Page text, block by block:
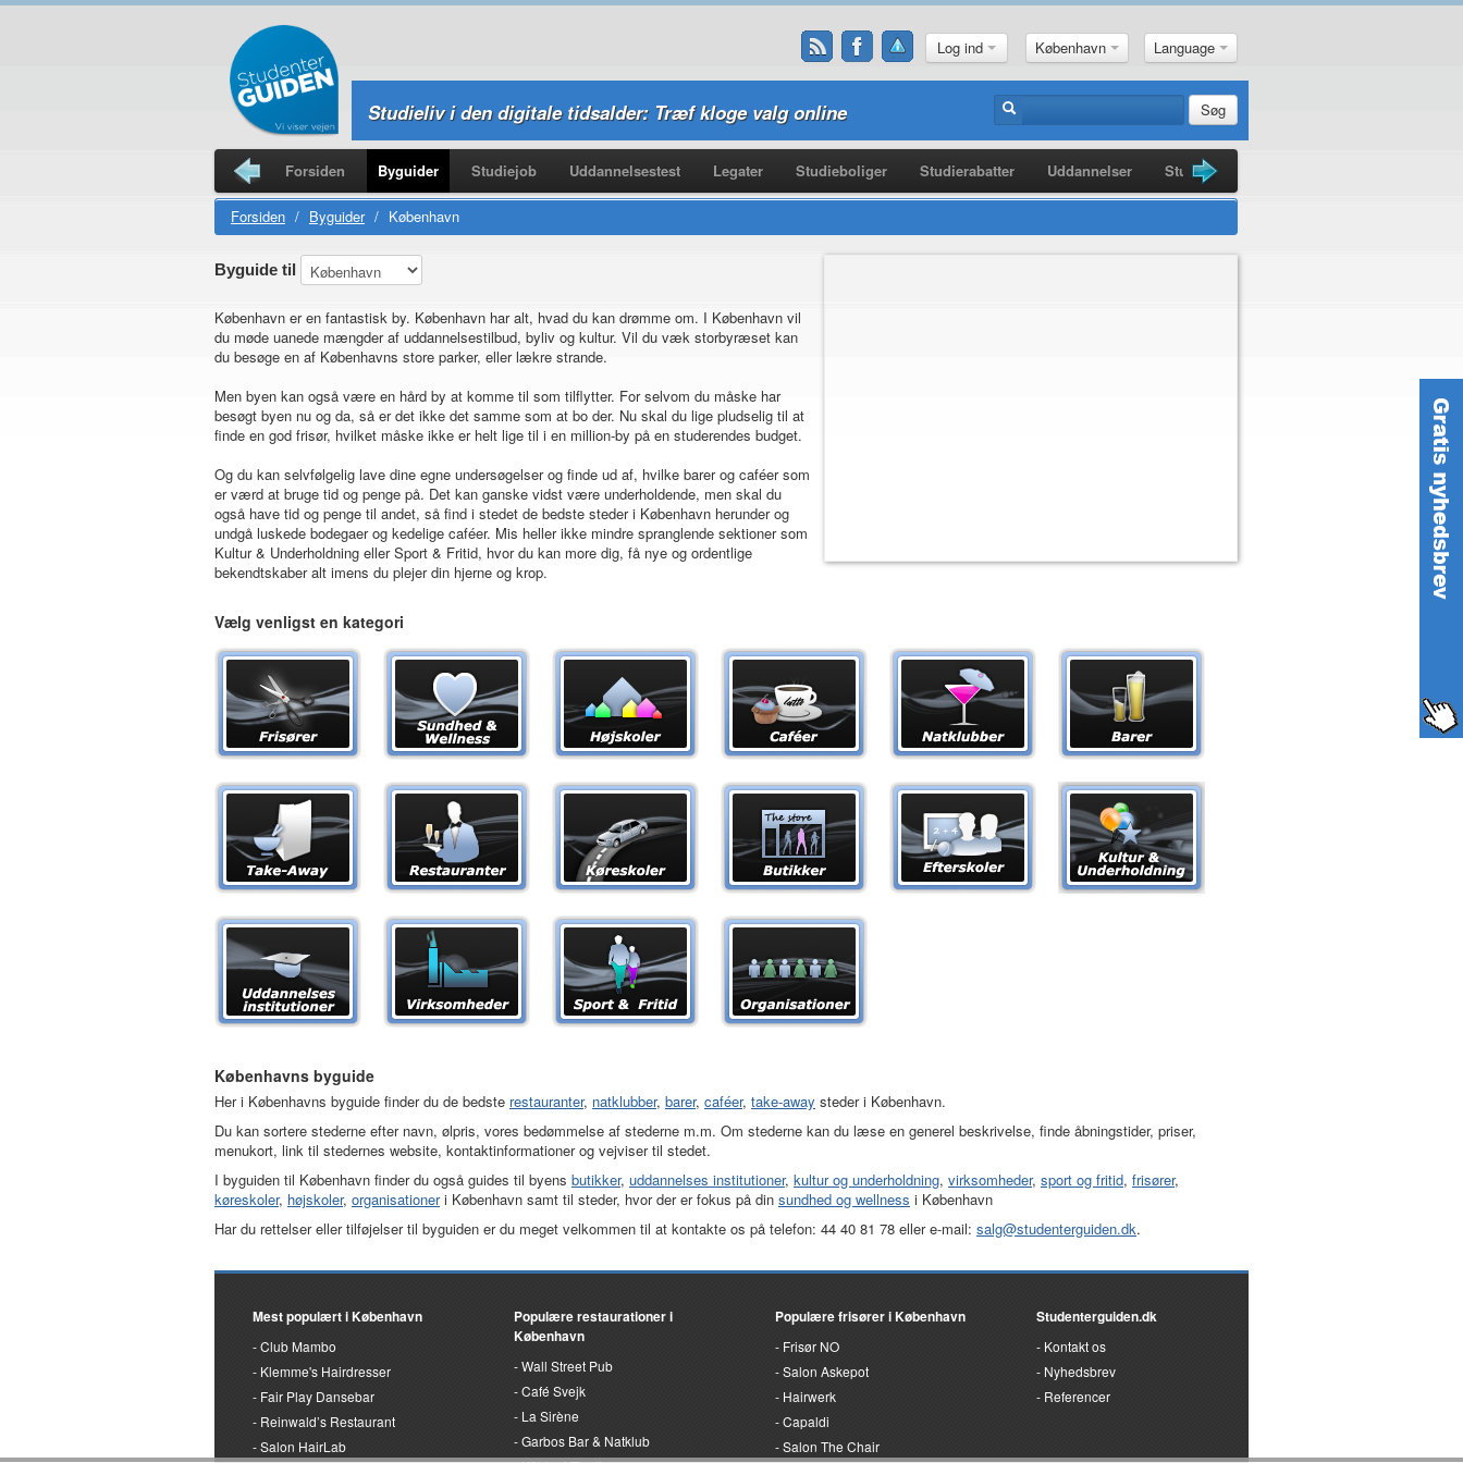
Log ind København Language
Studieliv i den digitale tidsalder: Træf kloge valg online Søg
Forsiden Byguider Studiejob Uddannelsestest Legater Studieboliger Studierabatter Uddannelser Studiebøger
Studierejser
Forsiden / Byguider / København
Byguide til
København er en fantastisk by. København har alt, hvad du kan drømme om. I København vil
du møde uanede mængder af uddannelsestilbud, byliv og kultur. Vil du væk storbyræset kan
du besøge en af Københavns store parker, eller lækre strande.
Men byen kan også være en hård by at komme til som tilflytter. For selvom du måske har
besøgt byen nu og da, så er det ikke det samme som at bo der. Nu skal du lige pludselig til at
finde en god frisør, hvilket måske ikke er helt lige til i en million-by på en studerendes budget.
Og du kan selvfølgelig lave dine egne undersøgelser og finde ud af, hvilke barer og caféer som
er værd at bruge tid og penge på. Det kan ganske vidst være underholdende, men skal du
også have tid og penge til andet, så find i stedet de bedste steder i København herunder og
undgå luskede bodegaer og kedelige caféer. Mis heller ikke mindre spranglende sektioner som
Kultur & Underholdning eller Sport & Fritid, hvor du kan more dig, få nye og ordentlige
bekendtskaber alt imens du plejer din hjerne og krop.
Vælg venligst en kategori
Københavns byguide
Her i Københavns byguide finder du de bedste restauranter, natklubber, barer, caféer, take-away steder i København.
Du kan sortere stederne efter navn, ølpris, vores bedømmelse af stederne m.m. Om stederne kan du læse en generel beskrivelse, finde åbningstider, priser,
menukort, link til stedernes website, kontaktinformationer og vejviser til stedet.
I byguiden til København finder du også guides til byens butikker, uddannelses institutioner, kultur og underholdning, virksomheder, sport og fritid, frisører,
køreskoler, højskoler, organisationeri København samt til steder, hvor der er fokus på din sundhed og wellness i København
Har du rettelser eller tilføjelser til byguiden er du meget velkommen til at kontakte os på telefon: 44 40 81 78 eller e-mail: salg@studenterguiden.dk.
Mest populært i København
Club Mambo
Klemme's Hairdresser
Fair Play Dansebar
Reinwald’s Restaurant
Salon HairLab
Populære restaurationer i
København
Wall Street Pub
Café Svejk
La Sirène
Garbos Bar & Natklub
Populære frisører i København
Frisør NO
Salon Askepot
Hairwerk
Capaldi
Salon The Chair
Studenterguiden.dk
Kontakt os
Nyhedsbrev
Referencer